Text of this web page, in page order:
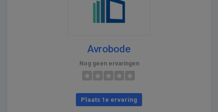
Avrobode
Nog geen ervaringen
Plaats 1e ervaring